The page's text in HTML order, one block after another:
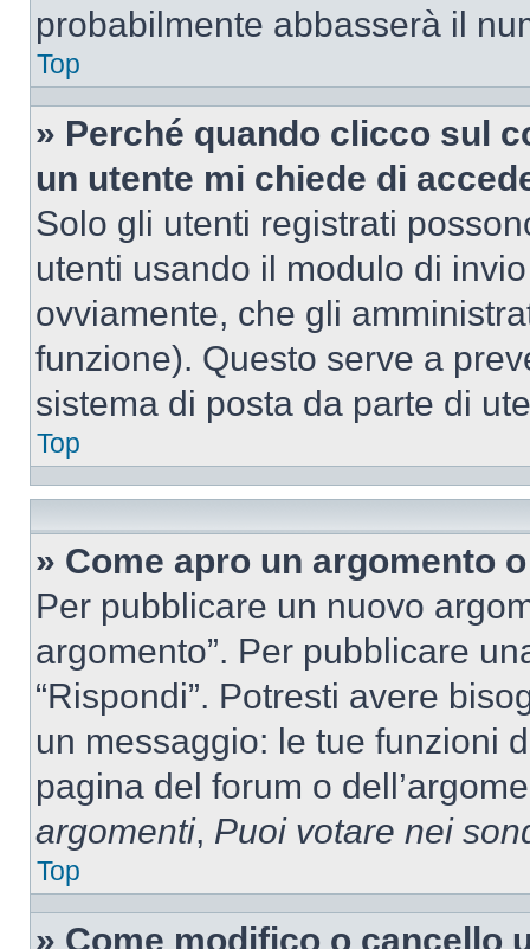
probabilmente abbasserà il
Top
» Perché quando clicco sul
un utente mi chiede di
Solo gli utenti registrati
utenti usando il modulo di
ovviamente, che gli
funzione). Questo serve a
sistema di posta da parte di
Top
» Come apro un argomento
Per pubblicare un nuovo
argomento”. Per pubblicare
“Rispondi”. Potresti avere
un messaggio: le tue funzioni
pagina del forum o
argomenti, Puoi votare nei
Top
» Come modifico o cancello